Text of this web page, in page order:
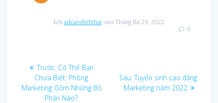
bởiadcandinhthai vào Tháng Ba 29, 2022
0
Trước: Bài
trước
Có Thể Bạn
Chưa Biết: Phòng
Marketing Gồm Những Bộ
Phận Nào?
Sau:Bài
sau:
Tuyển sinh cao đẳng
Marketing năm 2022